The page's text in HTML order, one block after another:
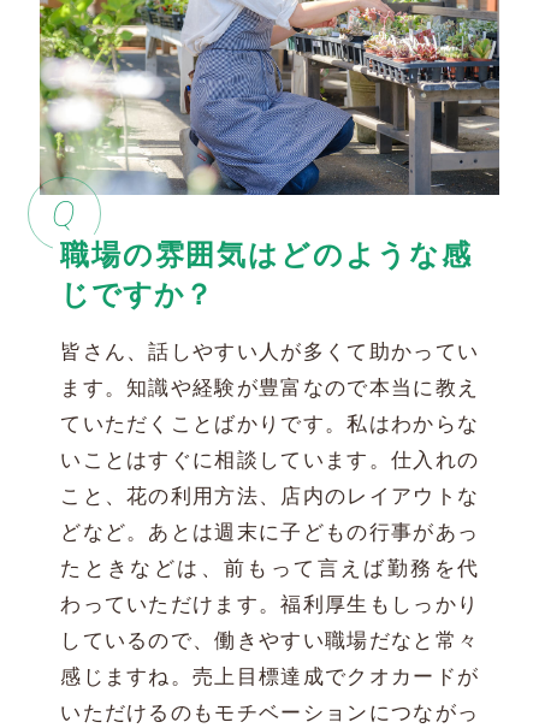
その他のひ
と
施工事例
求人採用情報
tel 0858-22-4193
Q
職場の雰囲気はどのような感
じですか？
皆さん、話しやすい人が多くて助かってい
ます。知識や経験が豊富なので本当に教え
ていただくことばかりです。私はわからな
いことはすぐに相談しています。仕入れの
こと、花の利用方法、店内のレイアウトな
どなど。あとは週末に子どもの行事があっ
たときなどは、前もって言えば勤務を代
わっていただけます。福利厚生もしっかり
しているので、働きやすい職場だなと常々
感じますね。売上目標達成でクオカードが
いただけるのもモチベーションにつながっ